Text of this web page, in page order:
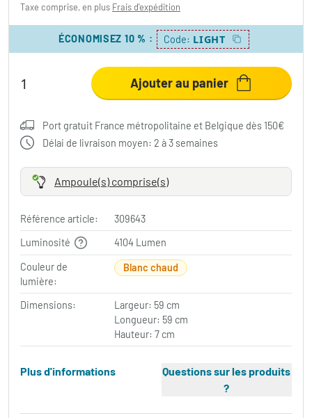
Taxe comprise, en plus Frais d'expédition
ÉCONOMISEZ 10 % : Code: LIGHT
Ajouter au panier
Port gratuit France métropolitaine et Belgique dès 150€
Délai de livraison moyen: 2 à 3 semaines
Ampoule(s) comprise(s)
Référence article:
309643
Luminosité
4104 Lumen
Couleur de
lumière:
Blanc chaud
Dimensions:
Largeur: 59 cm
Longueur: 59 cm
Hauteur: 7 cm
Plus d'informations
Questions sur les produits
?